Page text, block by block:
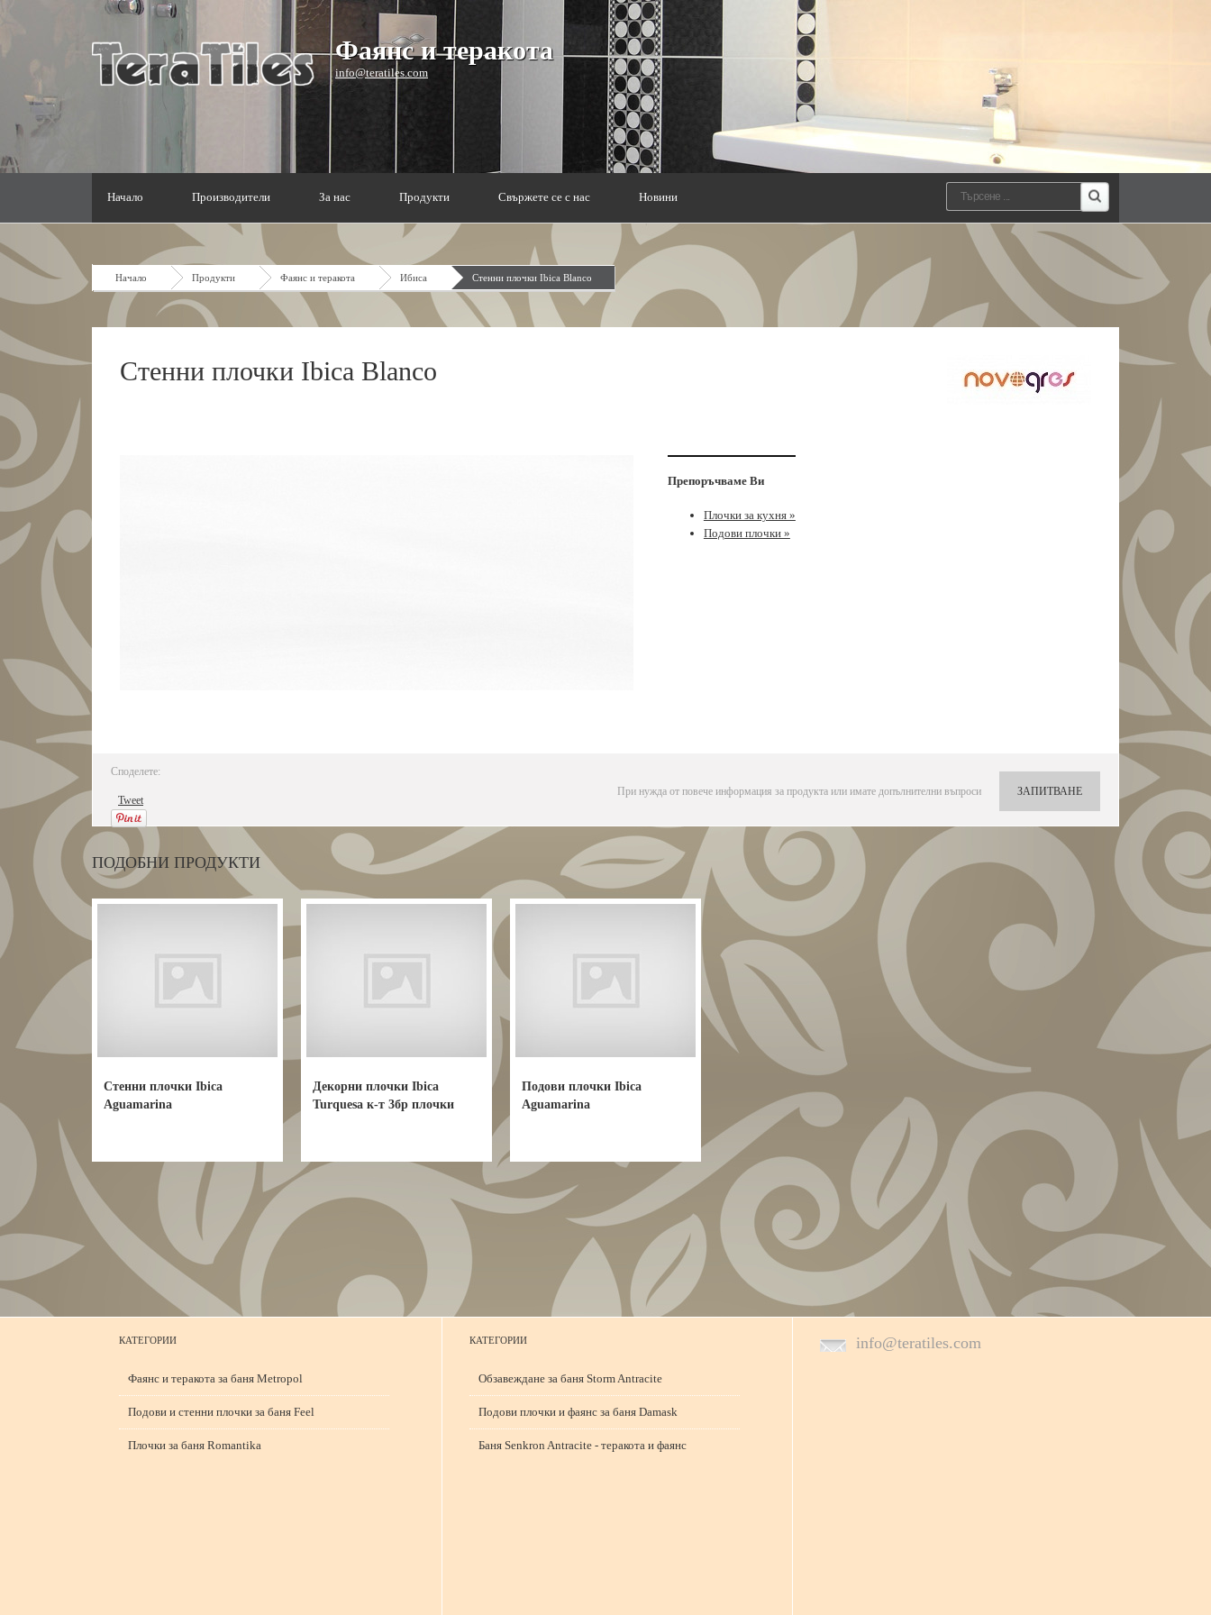
Фаянс и теракота
info@teratiles.com
Начало Производители За нас Продукти Свържете се с нас Новини
Начало Продукти Фаянс и теракота Ибиса Стенни плочки Ibica Blanco
Стенни плочки Ibica Blanco
Препоръчваме Ви
Плочки за кухня »
Подови плочки »
Споделете:
Tweet
ЗАПИТВАНЕ
При нужда от повече информация за продукта или имате допълнителни въпроси
ПОДОБНИ ПРОДУКТИ
Стенни плочки Ibica
Aguamarina
Декорни плочки Ibica
Turquesa к-т 3бр плочки
Подови плочки Ibica
Aguamarina
КАТЕГОРИИ
Фаянс и теракота за баня Metropol
Подови и стенни плочки за баня Feel
Плочки за баня Romantika
КАТЕГОРИИ
Обзавеждане за баня Storm Antracite
Подови плочки и фаянс за баня Damask
Баня Senkron Antracite - теракота и фаянс
info@teratiles.com